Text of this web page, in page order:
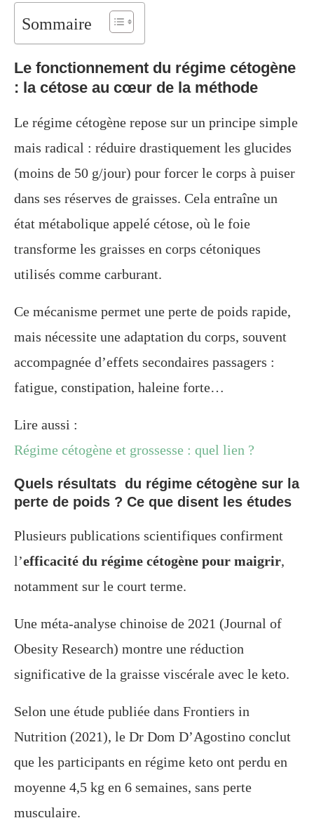
Sommaire
Le fonctionnement du régime cétogène
: la cétose au cœur de la méthode
Le régime cétogène repose sur un principe simple
mais radical : réduire drastiquement les glucides
(moins de 50 g/jour) pour forcer le corps à puiser
dans ses réserves de graisses. Cela entraîne un
état métabolique appelé cétose, où le foie
transforme les graisses en corps cétoniques
utilisés comme carburant.
Ce mécanisme permet une perte de poids rapide,
mais nécessite une adaptation du corps, souvent
accompagnée d’effets secondaires passagers :
fatigue, constipation, haleine forte…
Lire aussi :
Régime cétogène et grossesse : quel lien ?
Quels résultats du régime cétogène sur la
perte de poids ? Ce que disent les études
Plusieurs publications scientifiques confirment
l’efficacité du régime cétogène pour maigrir,
notamment sur le court terme.
Une méta-analyse chinoise de 2021 (Journal of
Obesity Research) montre une réduction
significative de la graisse viscérale avec le keto.
Selon une étude publiée dans Frontiers in
Nutrition (2021), le Dr Dom D’Agostino conclut
que les participants en régime keto ont perdu en
moyenne 4,5 kg en 6 semaines, sans perte
musculaire.